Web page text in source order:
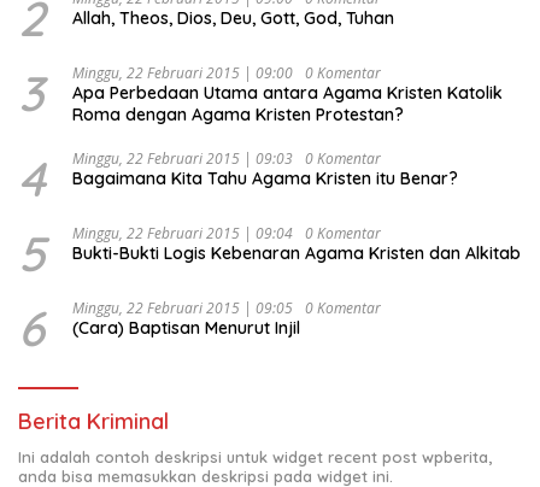
“Urgensi Undang-Undang Perekonomian Nasional dan
Indonesia Emas 2045”,
2 Allah, Theos, Dios, Deu, Gott, God, Tuhan
3 Minggu, 22 Februari 2015 | 09:00 0 Komentar
Apa Perbedaan Utama antara Agama Kristen Katolik
Roma dengan Agama Kristen Protestan?
4 Minggu, 22 Februari 2015 | 09:03 0 Komentar
Bagaimana Kita Tahu Agama Kristen itu Benar?
5 Minggu, 22 Februari 2015 | 09:04 0 Komentar
Bukti-Bukti Logis Kebenaran Agama Kristen dan Alkitab
6 Minggu, 22 Februari 2015 | 09:05 0 Komentar
(Cara) Baptisan Menurut Injil
Berita Kriminal
Ini adalah contoh deskripsi untuk widget recent post wpberita,
anda bisa memasukkan deskripsi pada widget ini.